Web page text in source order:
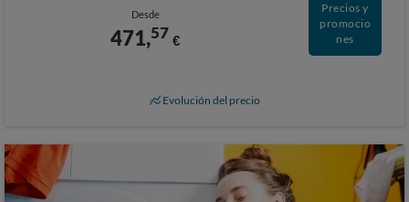
Desde
471,57 €
Precios y
promocio
nes
Evolución del precio